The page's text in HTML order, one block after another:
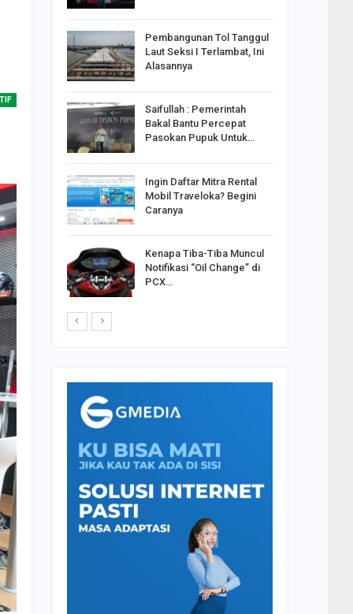
Jiwo
Ganjar
Pembangunan Tol Tanggul
Laut Seksi I Terlambat, Ini
Alasannya
Saifullah : Pemerintah
Bakal Bantu Percepat
Pasokan Pupuk Untuk…
Ingin Daftar Mitra Rental
Mobil Traveloka? Begini
Caranya
Kenapa Tiba-Tiba Muncul
Notifikasi “Oil Change” di
PCX…